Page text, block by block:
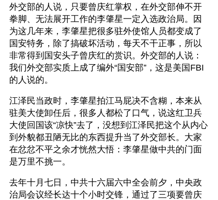
外交部的人说，只要曾庆红掌权，在外交部伸不开
拳脚、无法展开工作的李肇星一定入选政治局。因
为这几年来，李肇星把很多驻外使馆人员都变成了
国安特务，除了搞破坏活动，每天不干正事，所以
非常得到国安头子曾庆红的赏识。外交部的人说：
我们外交部实质上成了编外“国安部”，这是美国FBI
的人说的。
江泽民当政时，李肇星拍江马屁决不含糊，本来从
驻美大使卸任后，很多人都松了口气，说这红卫兵
大使回国该“凉快”去了，没想到江泽民把这个从内心
到外貌都丑陋无比的东西提升当了外交部长。大家
在忿忿不平之余才恍然大悟：李肇星做中共的门面
是万里不挑一。
去年十月七日，中共十六届六中全会前夕，中央政
治局会议经长达十个小时交锋，通过了三项要曾庆